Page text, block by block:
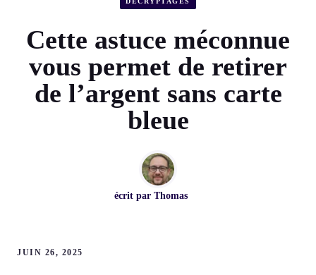
Cette astuce méconnue
vous permet de retirer
de l’argent sans carte
bleue
écrit par Thomas
JUIN 26, 2025